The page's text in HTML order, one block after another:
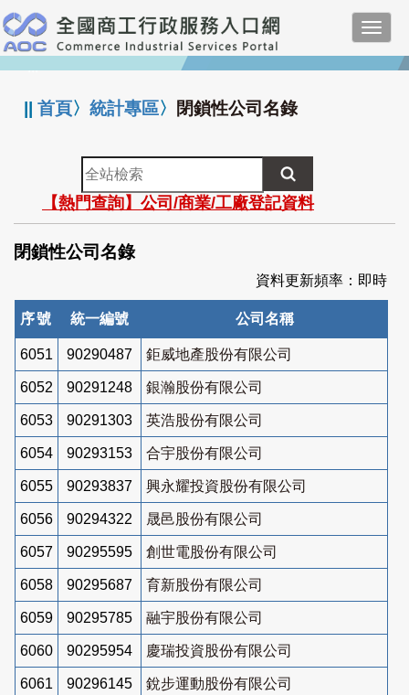
跳
到
主
要
:::
||首頁〉統計專區〉 閉鎖性公司名錄
全
站
檢
索
【熱門查詢】公司/商業/工廠登記資料
閉鎖性公司名錄
資料更新頻率：即時
序號 統一編號 公司名稱
6051 90290487 鉅威地產股份有限公司
6052 90291248 銀瀚股份有限公司
6053 90291303 英浩股份有限公司
6054 90293153 合宇股份有限公司
6055 90293837 興永耀投資股份有限公司
6056 90294322 晟邑股份有限公司
6057 90295595 創世電股份有限公司
6058 90295687 育新股份有限公司
6059 90295785 融宇股份有限公司
6060 90295954 慶瑞投資股份有限公司
6061 90296145 銳步運動股份有限公司